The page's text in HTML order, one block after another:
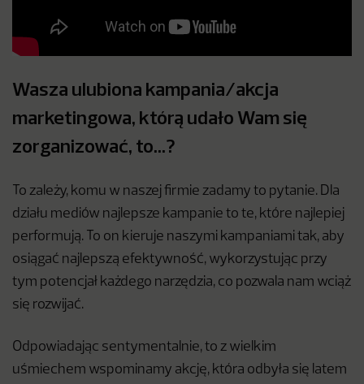
Wasza ulubiona kampania/akcja
marketingowa, którą udało Wam się
zorganizować, to…?
To zależy, komu w naszej firmie zadamy to pytanie. Dla
działu mediów najlepsze kampanie to te, które najlepiej
performują. To on kieruje naszymi kampaniami tak, aby
osiągać najlepszą efektywność, wykorzystując przy
tym potencjał każdego narzędzia, co pozwala nam wciąż
się rozwijać.
Odpowiadając sentymentalnie, to z wielkim
uśmiechem wspominamy akcję, która odbyła się latem